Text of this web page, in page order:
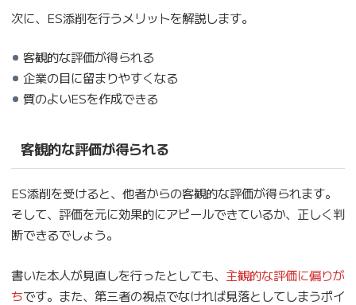
次に、ES添削を行うメリットを解説します。
客観的な評価が得られる
企業の目に留まりやすくなる
質のよいESを作成できる
客観的な評価が得られる
ES添削を受けると、他者からの客観的な評価が得られます。
そして、評価を元に効果的にアピールできているか、正しく判
断できるでしょう。
書いた本人が見直しを行ったとしても、 主観的な評価に偏りが
ちです。また、第三者の視点でなければ見落としてしまうポイ